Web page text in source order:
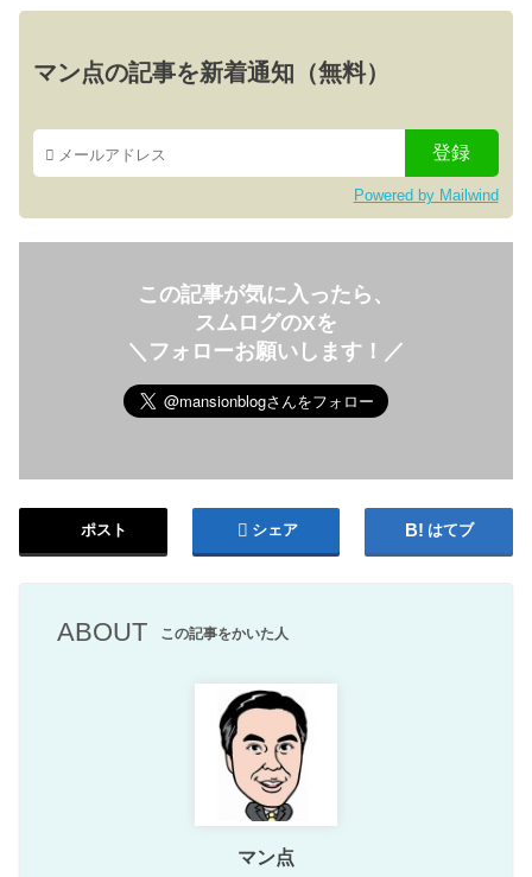
マン点の記事を新着通知（無料）
Powered by Mailwind
この記事が気に入ったら、
スムログのXを
＼フォローお願いします！／
ポスト シェア はてブ
ABOUT この記事をかいた人
マン点